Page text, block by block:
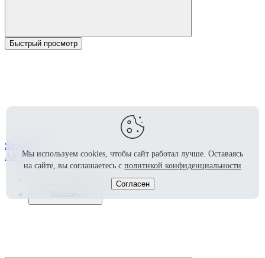
Быстрый просмотр
Stracciatella
Arcana
2
Мы используем cookies, чтобы сайт работал лучше. Оставаясь
на сайте, вы соглашаетесь с политикой конфиденциальности
Согласен